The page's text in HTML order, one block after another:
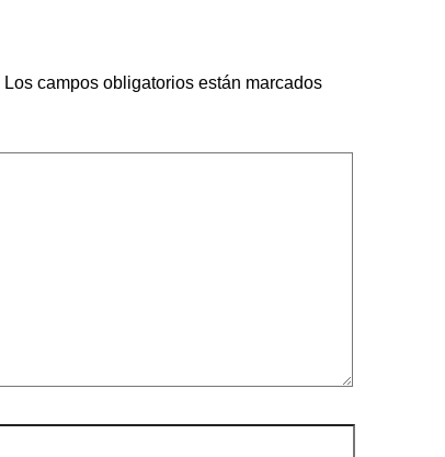
Los campos obligatorios están marcados